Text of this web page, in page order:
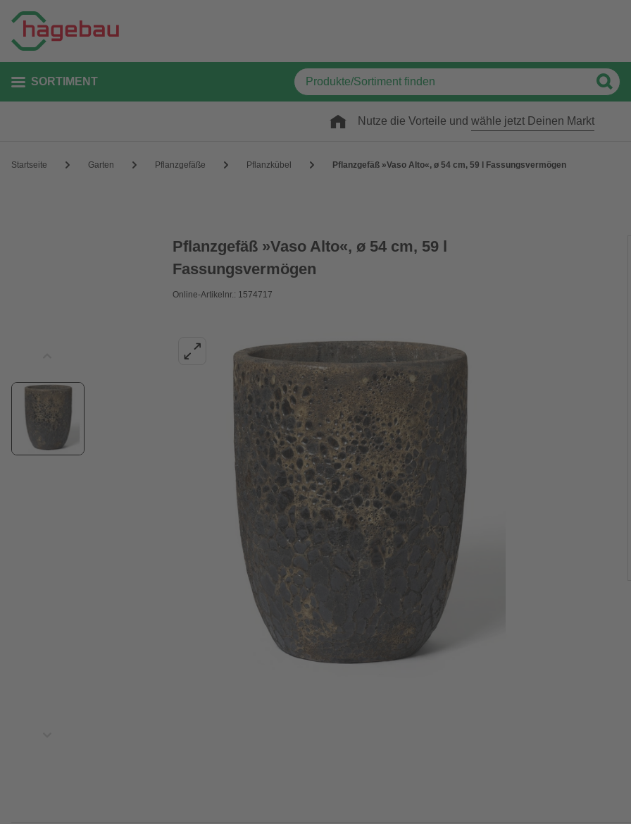
SORTIMENT
Nutze die Vorteile und wähle jetzt Deinen Markt
Startseite Garten Pflanzgefäße Pflanzkübel Pflanzgefäß »Vaso Alto«, ø 54 cm, 59 l Fassungsvermögen
Pflanzgefäß »Vaso Alto«, ø 54 cm, 59 l
Fassungsvermögen
Online-Artikelnr.: 1574717